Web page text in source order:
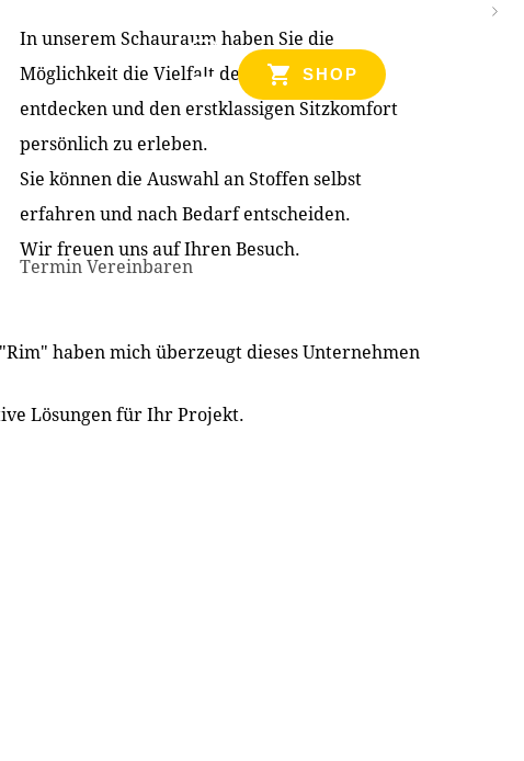
SHOP
In unserem Schauraum haben Sie die
Möglichkeit die Vielfalt der Produkte zu
entdecken und den erstklassigen Sitzkomfort
persönlich zu erleben.
Sie können die Auswahl an Stoffen selbst
erfahren und nach Bedarf entscheiden.
Wir freuen uns auf Ihren Besuch.
Termin Vereinbaren
haben mich überzeugt dieses Unternehmen
Lösungen für Ihr Projekt.